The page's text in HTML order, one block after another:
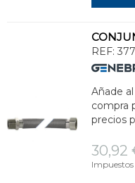
REF:
Añade
compra
precios
30,92